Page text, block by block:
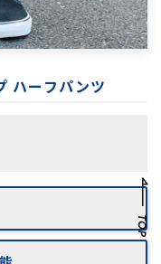
ハーフパンツ